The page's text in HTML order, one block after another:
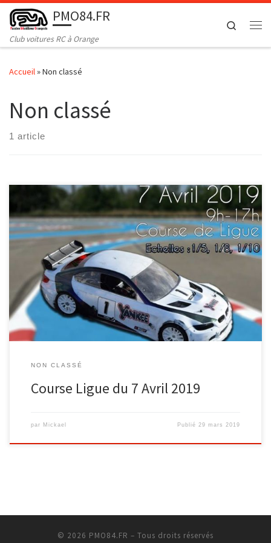
Passer au contenu
PMO84.FR
Club voitures RC à Orange
Search
Accueil»Non classé
Non classé
1 article
NON CLASSÉ
Course Ligue du 7 Avril 2019
par Mickael Publié 29 mars 2019
© 2026 PMO84.FR – Tous droits réservés